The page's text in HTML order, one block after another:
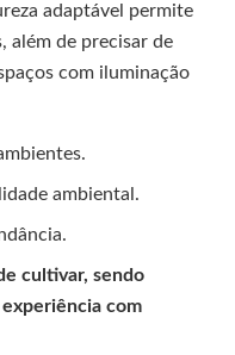
adaptável permite
além de precisar de
com iluminação
ambiental.
cultivar, sendo
com